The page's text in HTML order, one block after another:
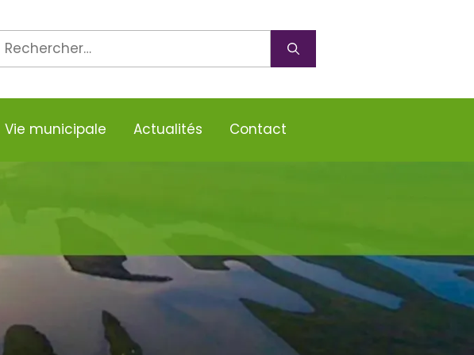
Rechercher :
Vie municipale Actualités Contact